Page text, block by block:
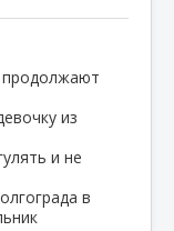
из
и не
в